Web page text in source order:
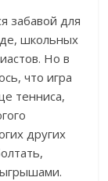
забавой для
школьных
Но в
что игра
тенниса,
других